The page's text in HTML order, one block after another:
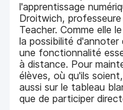
l'apprentissage
Droitwich,
Teacher. Comme elle
la possibilité
une fonctionnalité
à distance. Pour
élèves, où qu'ils
aussi sur le tableau
que de participer